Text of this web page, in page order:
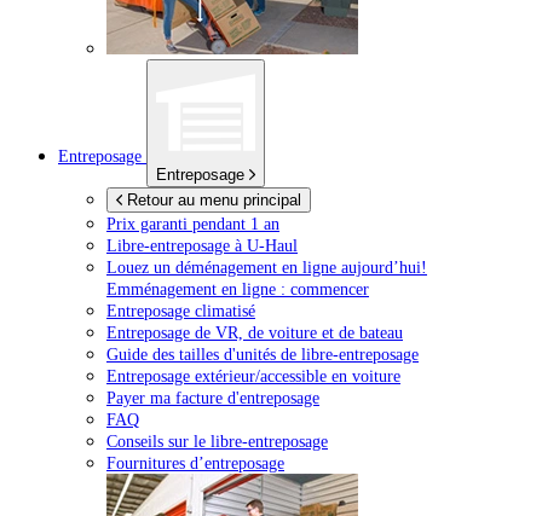
Entreposage
Entreposage
Retour au menu principal
Prix garanti pendant 1 an
Libre-entreposage à U-Haul
Louez un déménagement en ligne aujourd’hui!
Emménagement en ligne : commencer
Entreposage climatisé
Entreposage de VR, de voiture et de bateau
Guide des tailles d'unités de libre-entreposage
Entreposage extérieur/accessible en voiture
Payer ma facture d'entreposage
FAQ
Conseils sur le libre-entreposage
Fournitures d’entreposage